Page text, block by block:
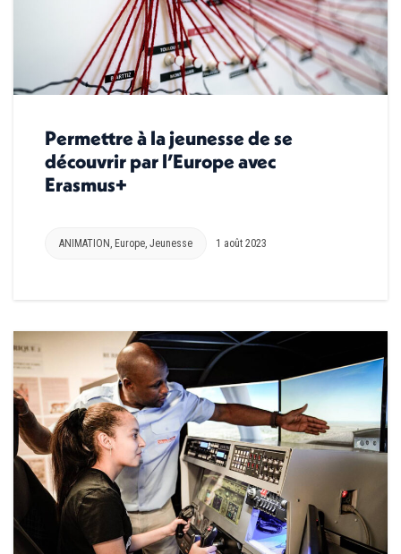
Permettre à la jeunesse de se
découvrir par l’Europe avec
Erasmus+
ANIMATION, Europe, Jeunesse 1 août 2023